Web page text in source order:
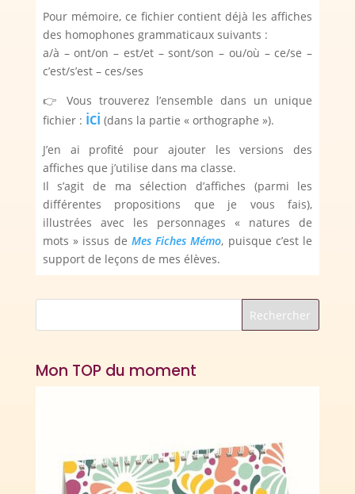
Pour mémoire, ce fichier contient déjà les affiches
des homophones grammaticaux suivants :
a/à – ont/on – est/et – sont/son – ou/où – ce/se –
c’est/s’est – ces/ses
👉 Vous trouverez l’ensemble dans un unique
fichier : ici (dans la partie « orthographe »).
J’en ai profité pour ajouter les versions des
affiches que j’utilise dans ma classe.
Il s’agit de ma sélection d’affiches (parmi les
différentes propositions que je vous fais),
illustrées avec les personnages « natures de
mots » issus de Mes Fiches Mémo, puisque c’est le
support de leçons de mes élèves.
Mon TOP du moment